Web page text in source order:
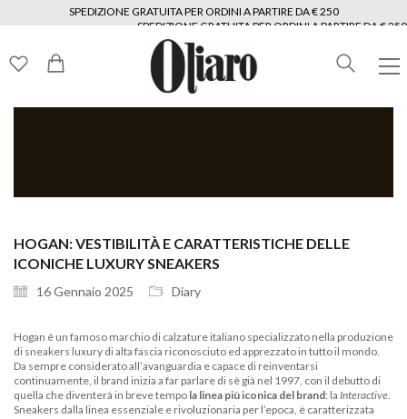
SPEDIZIONE GRATUITA PER ORDINI A PARTIRE DA € 250
SPEDIZIONE GRATUITA PER ORDINI A PARTIRE DA € 250
SPEDIZIONE GRATUITA PER ORDINI A PARTIRE DA € 250
SPEDIZIONE GRATUITA PER ORDINI A PARTIRE DA € 250
SPEDIZIONE GRATUITA PER ORDINI A PARTIRE DA € 250
SPEDIZIONE GRATUITA PER ORDINI A PARTIRE DA € 250
HOGAN: VESTIBILITÀ E CARATTERISTICHE DELLE
ICONICHE LUXURY SNEAKERS
16 Gennaio 2025 Diary
Hogan è un famoso marchio di calzature italiano specializzato nella produzione
di sneakers luxury di alta fascia riconosciuto ed apprezzato in tutto il mondo.
Da sempre considerato all’avanguardia e capace di reinventarsi
continuamente, il brand inizia a far parlare di sè già nel 1997, con il debutto di
quella che diventerà in breve tempo la linea più iconica del brand: la Interactive
Sneakers dalla linea essenziale e rivoluzionaria per l’epoca, è caratterizzata